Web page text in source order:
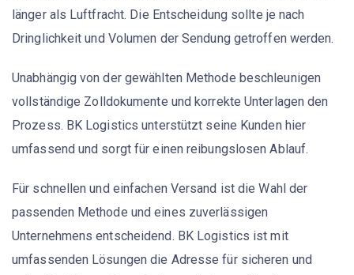
länger als Luftfracht. Die Entscheidung sollte je nach
Dringlichkeit und Volumen der Sendung getroffen werden.
Unabhängig von der gewählten Methode beschleunigen
vollständige Zolldokumente und korrekte Unterlagen den
Prozess. BK Logistics unterstützt seine Kunden hier
umfassend und sorgt für einen reibungslosen Ablauf.
Für schnellen und einfachen Versand ist die Wahl der
passenden Methode und eines zuverlässigen
Unternehmens entscheidend. BK Logistics ist mit
umfassenden Lösungen die Adresse für sicheren und